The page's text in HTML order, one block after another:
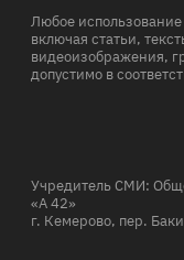
Любое
включая статьи,
видеоизображения,
допустимо в
Учредитель СМИ:
«А 42»
г. Кемерово, пер.